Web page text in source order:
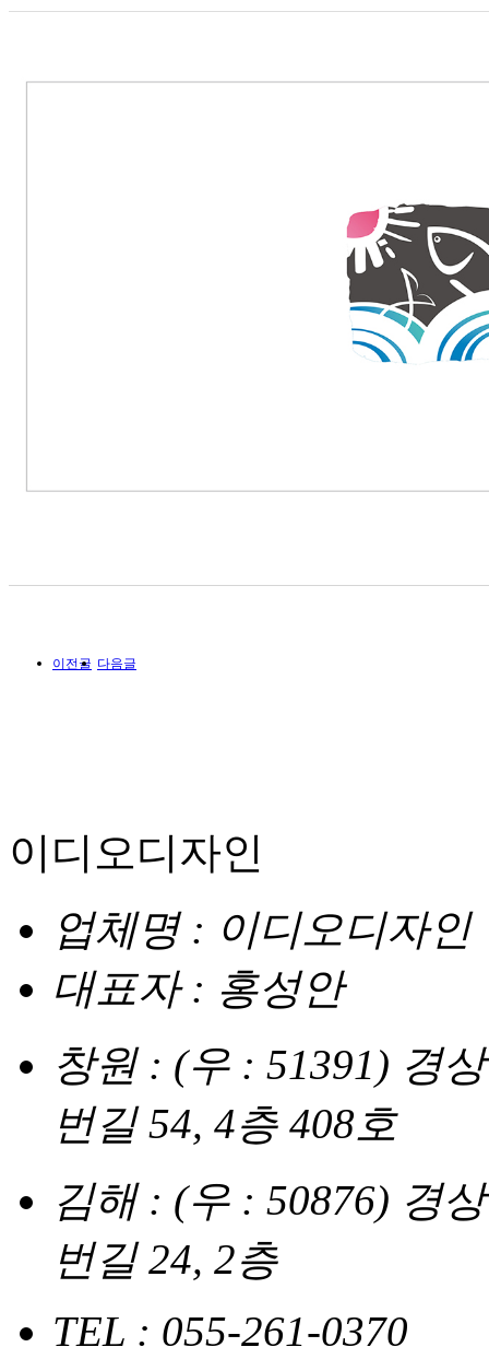
이전글 다음글
이디오디자인
업체명 : 이디오디자인
대표자 : 홍성안
창원 : (우 : 51391) 경
번길 54, 4층 408호
김해 : (우 : 50876) 경
번길 24, 2층
TEL : 055-261-0370